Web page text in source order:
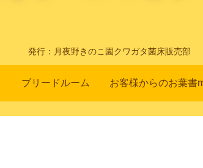
発行：月夜野きのこ園クワガタ菌床販売部
ブリードルーム